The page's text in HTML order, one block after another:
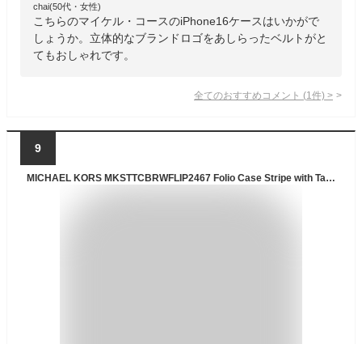
chai(50代・女性)
こちらのマイケル・コースのiPhone16ケースはいかがで
しょうか。立体的なブランドロゴをあしらったベルトがと
てもおしゃれです。
全てのおすすめコメント (1 件) >
9
MICHAEL KORS MKSTTCBRWFLIP2467 Folio Case Stripe with Tassel Charm for Magsafe for iPhone16 Plus Brown